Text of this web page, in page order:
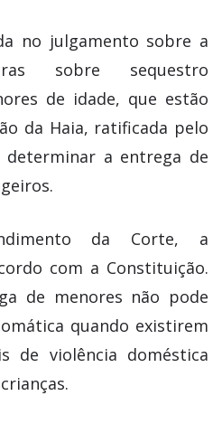
no julgamento sobre a
sobre sequestro
de idade, que estão
da Haia, ratificada pelo
determinar a entrega de
da Corte, a
com a Constituição.
de menores não pode
quando existirem
de violência doméstica